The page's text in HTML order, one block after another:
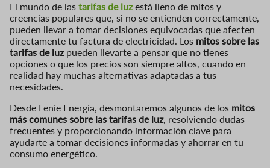
El mundo de las tarifas de luzestá lleno de mitos y
creencias populares que, si no se entienden correctamente,
pueden llevar a tomar decisiones equivocadas que afecten
directamente tu factura de electricidad. Los mitos sobre las
tarifas de luzpueden llevarte a pensar que no tienes
opciones o que los precios son siempre altos, cuando en
realidad hay muchas alternativas adaptadas a tus
necesidades.
Desde Feníe Energía, desmontaremos algunos de los mitos
más comunes sobre las tarifas de luz, resolviendo dudas
frecuentes y proporcionando información clave para
ayudarte a tomar decisiones informadas y ahorrar en tu
consumo energético.